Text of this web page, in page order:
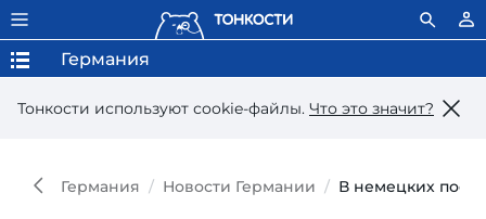
Тонкости используют сookie-файлы. Что это значит?
Германия
Германия Новости Германии В немецких